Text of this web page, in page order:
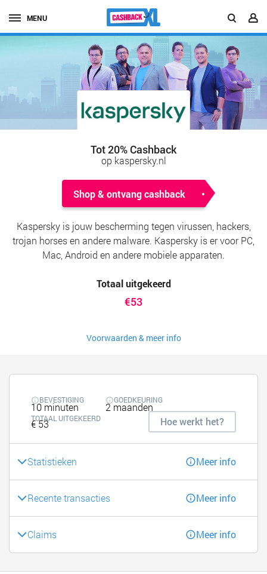
MENU
Tot 20% Cashback
op kaspersky.nl
Shop & ontvang cashback
Kaspersky is jouw bescherming tegen virussen, hackers,
trojan horses en andere malware. Kaspersky is er voor PC,
Mac, Android en andere mobiele apparaten.
Totaal uitgekeerd
€53
Voorwaarden & meer info
BEVESTIGING
10 minuten
GOEDKEURING
2 maanden
TOTAAL UITGEKEERD
€ 53 Hoe werkt het?
Statistieken Meer info
Recente transacties Meer info
Claims Meer info